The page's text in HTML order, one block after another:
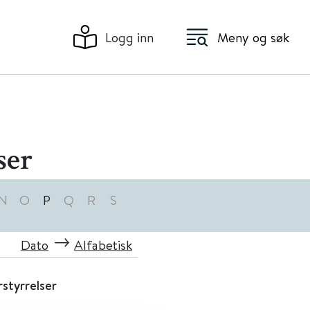
Logg inn Meny og søk
N O P Q R S
Dato Alfabetisk